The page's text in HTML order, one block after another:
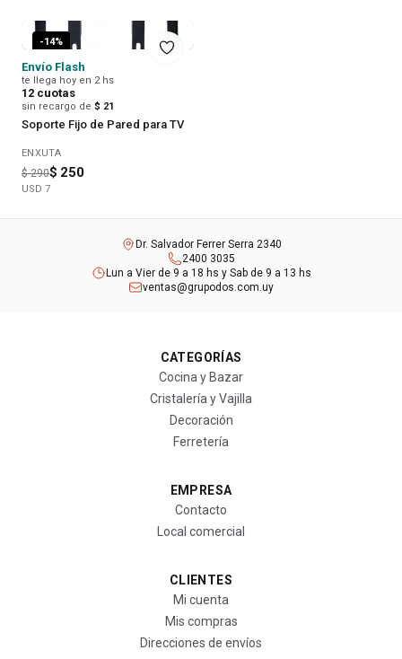
-14%
Envío Flash
te llega hoy en 2 hs
12 cuotas
sin recargo de $ 21
Soporte Fijo de Pared para TV
ENXUTA
$ 290$ 250
USD 7
Dr. Salvador Ferrer Serra 2340
2400 3035
Lun a Vier de 9 a 18 hs y Sab de 9 a 13 hs
ventas@grupodos.com.uy
CATEGORÍAS
Cocina y Bazar
Cristalería y Vajilla
Decoración
Ferretería
EMPRESA
Contacto
Local comercial
CLIENTES
Mi cuenta
Mis compras
Direcciones de envíos